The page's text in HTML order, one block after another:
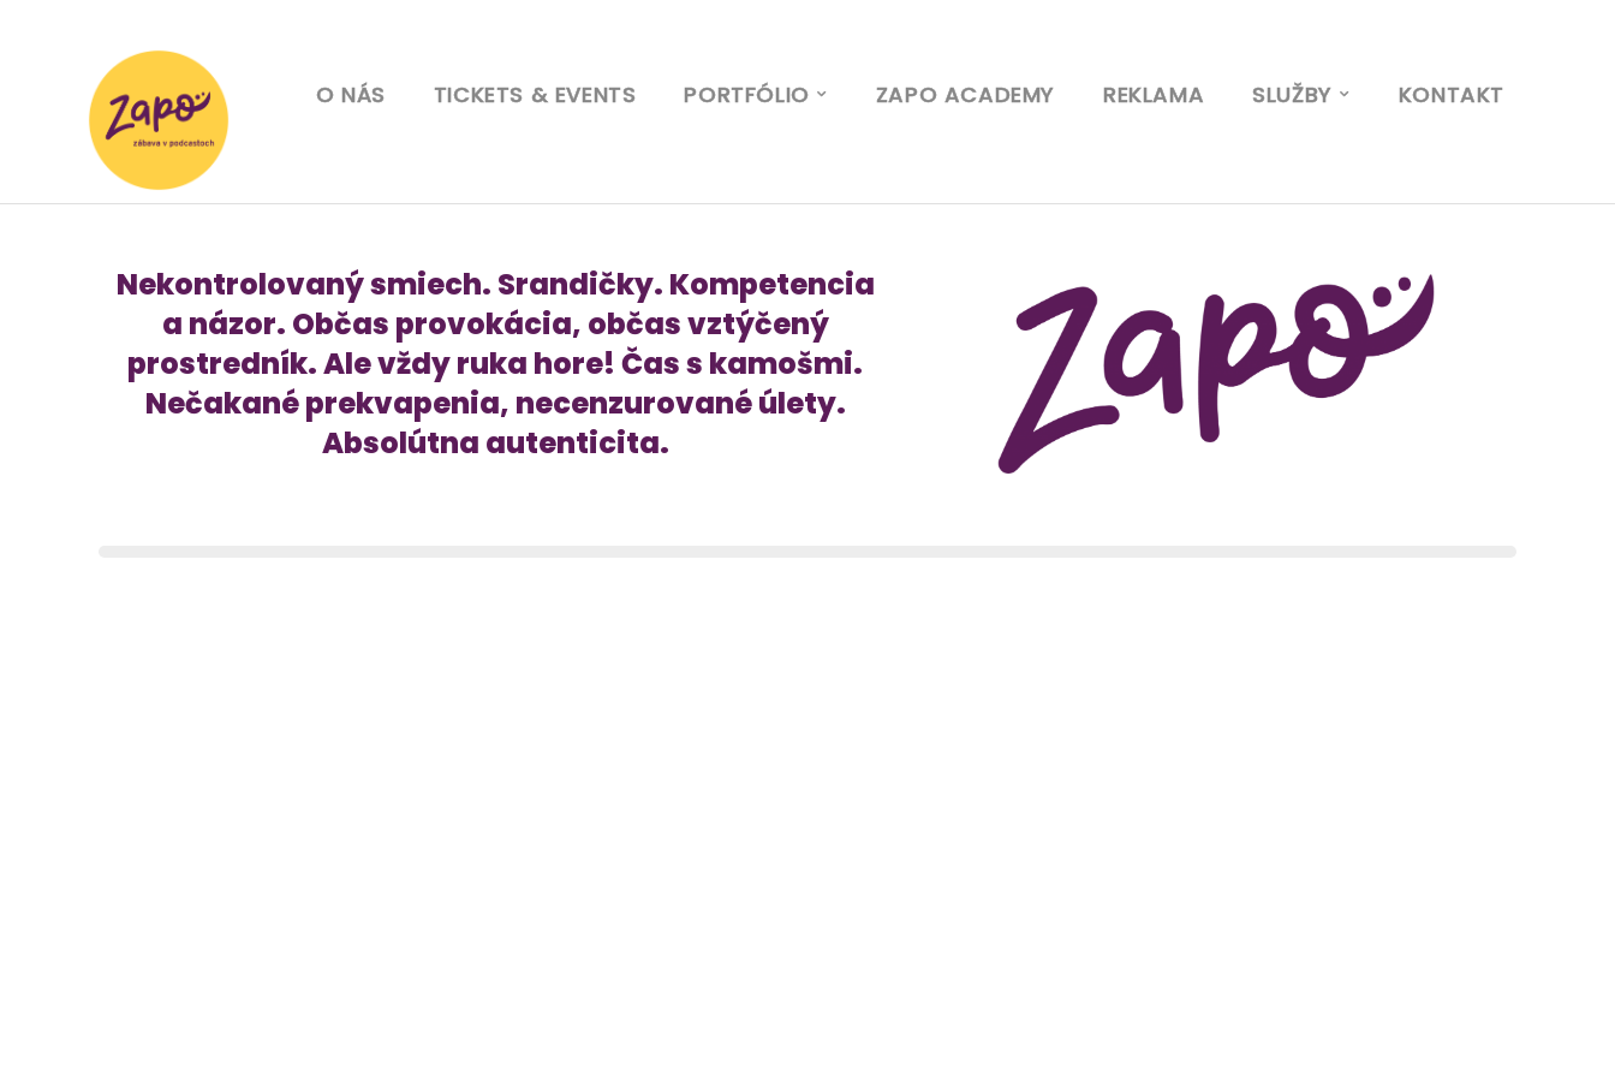
O NÁS TICKETS & EVENTS PORTFÓLIO ZAPO ACADEMY REKLAMA SLUŽBY KONTAKT
Nekontrolovaný smiech. Srandičky. Kompetencia
a názor. Občas provokácia, občas vztýčený
prostredník. Ale vždy ruka hore! Čas s kamošmi.
Nečakané prekvapenia, necenzurované úlety.
Absolútna autenticita.